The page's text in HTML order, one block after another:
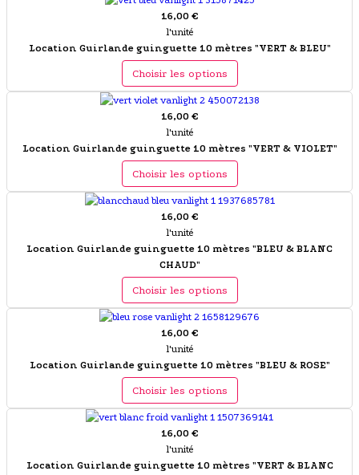
16,00 €
l'unité
Location Guirlande guinguette 10 mètres "VERT & BLEU"
Choisir les options
16,00 €
l'unité
Location Guirlande guinguette 10 mètres "VERT & VIOLET"
Choisir les options
16,00 €
l'unité
Location Guirlande guinguette 10 mètres "BLEU & BLANC
CHAUD"
Choisir les options
16,00 €
l'unité
Location Guirlande guinguette 10 mètres "BLEU & ROSE"
Choisir les options
16,00 €
l'unité
Location Guirlande guinguette 10 mètres "VERT & BLANC